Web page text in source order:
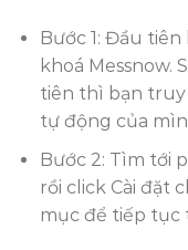
Bước 1: Đầu
khoá Messnow.
tiên thì bạn truy
tự động của
Bước 2: Tìm tới
rồi click Cài đặt
mục để tiếp tục